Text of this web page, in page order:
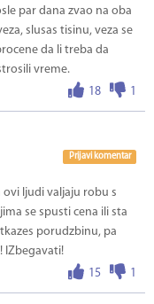
par dana zvao na oba
slusas tisinu, veza se
da li treba da
vreme.
18
1
Prijavi komentar
ovi ljudi valjaju robu s
se spusti cena ili sta
porudzbinu, pa
IZbegavati!
15
1